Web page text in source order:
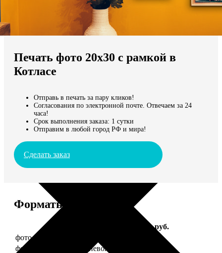
Мы доставляем по всему миру
Продолжить без города
Печать фото 20х30 с рамкой в
Котласе
Отправь в печать за пару кликов!
Согласования по электронной почте. Отвечаем за 24
часа!
Срок выполнения заказа: 1 сутки
Отправим в любой город РФ и мира!
Сделать заказ
Форматы и цены
Цена, руб.
фото 20х30 в деревянной рамке
фото 20х30 в алюминиевой рамке